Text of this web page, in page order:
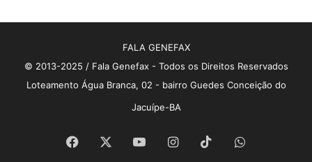
FALA GENEFAX
© 2013-2025 / Fala Genefax - Todos os Direitos Reservados
Loteamento Água Branca, 02 - bairro Guedes Conceição do
Jacuípe-BA
Facebook YouTubeInstagram
TikTokWhatsApp